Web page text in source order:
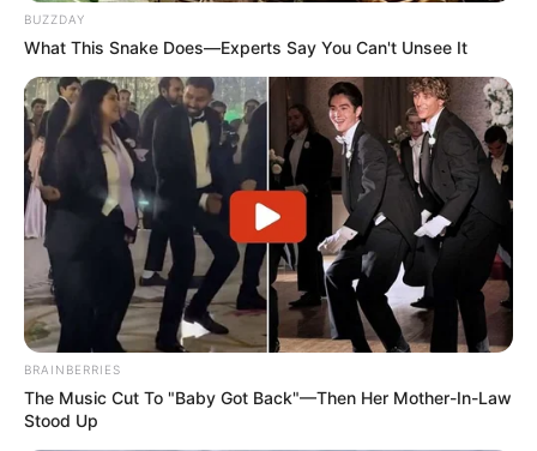
BUZZDAY
What This Snake Does—Experts Say You Can't Unsee It
BRAINBERRIES
The Music Cut To "Baby Got Back"—Then Her Mother-In-Law
Stood Up